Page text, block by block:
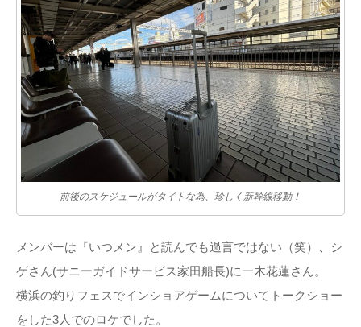
前後のスケジュールがタイトな為、珍しく新幹線移動！
メンバーは『いつメン』と読んでも過言ではない（笑）、シ
ゲさん(サニーガイドサービス家田船長)に一木花蓮さん。
横浜の釣りフェスでインショアゲームについてトークショー
をした3人でのロケでした。